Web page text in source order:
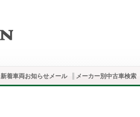
新着車両お知らせメール メーカー別中古車検索